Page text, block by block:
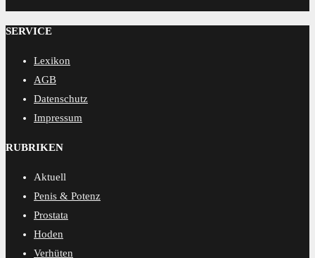
MENSCORE
SERVICE
Lexikon
AGB
Datenschutz
Impressum
RUBRIKEN
Aktuell
Penis & Potenz
Prostata
Hoden
Verhüten